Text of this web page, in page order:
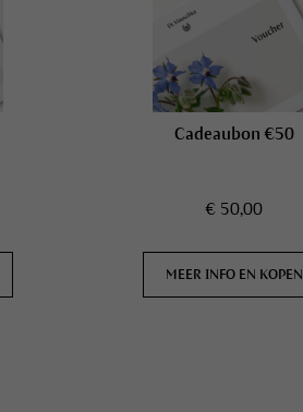
Cadeaubon €50
€ 50,00
MEER INFO EN KOPEN